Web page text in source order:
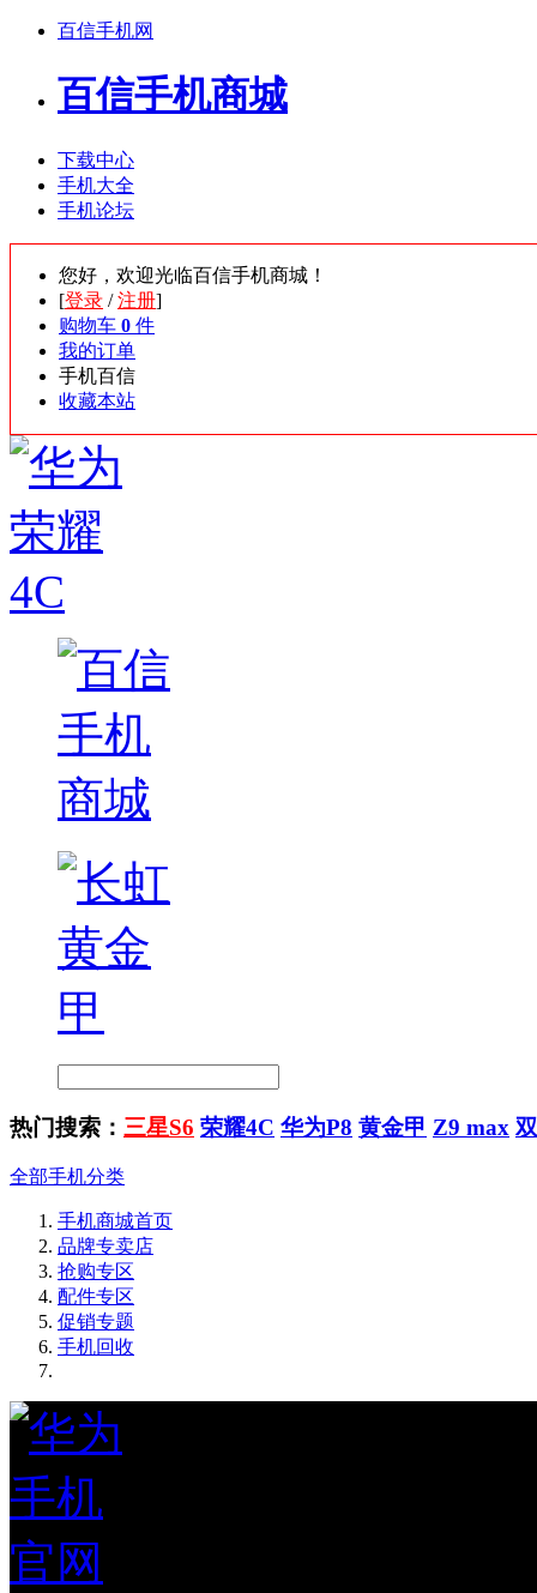
百信手机网
百信手机商城
下载中心
手机大全
手机论坛
您好，欢迎光临百信手机商城！
[登录 /注册]
购物车 0 件
我的订单
手机百信
收藏本站
热门搜索： 三星S6 荣耀4C 华为P8 黄金甲 Z9 max
全部手机分类
手机商城首页
品牌专卖店
抢购专区
配件专区
促销专题
手机回收